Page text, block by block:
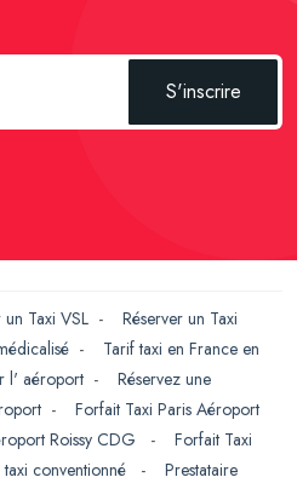
S'inscrire
un Taxi VSL - Réserver un Taxi
- Tarif taxi en France en
l' aéroport - Réservez une
- Forfait Taxi Paris Aéroport
Roissy CDG - Forfait Taxi
taxi conventionné - Prestataire